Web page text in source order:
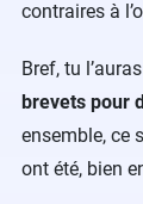
contraires à
Bref, tu
brevets pour
ensemble, ce
ont été, bien